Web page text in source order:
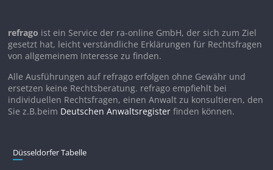
refrago ist ein Service der ra-online GmbH, der sich zum Ziel
gesetzt hat, leicht verständliche Erklärungen für Rechtsfragen
von allgemeinem Interesse zu finden.
Alle Ausführungen auf refrago erfolgen ohne Gewähr und
ersetzen keine Rechtsberatung. refrago empfiehlt bei
individuellen Rechtsfragen, einen Anwalt zu konsultieren, den
Sie z.B.beim Deutschen Anwaltsregister finden können.
Düsseldorfer Tabelle